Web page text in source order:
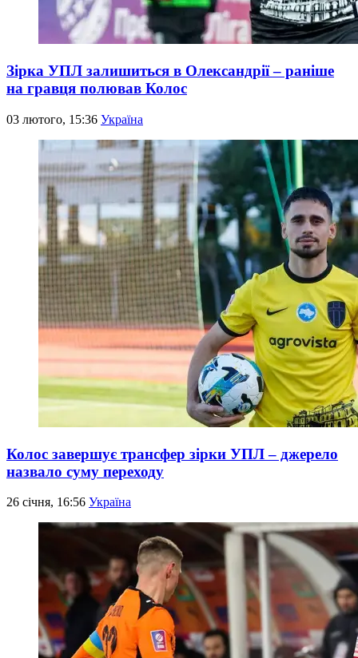
Зірка УПЛ залишиться в Олександрії – раніше
на гравця полював Колос
03 лютого, 15:36 Україна
Колос завершує трансфер зірки УПЛ – джерело
назвало суму переходу
26 січня, 16:56 Україна